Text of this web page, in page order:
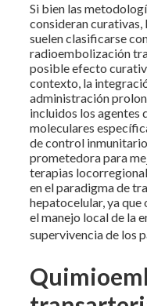
Si bien las
consideran
suelen clasificarse
radioembolización
posible efecto
contexto, la
administración
incluidos los agentes
moleculares
de control
prometedora para
terapias
en el paradigma de
hepatocelular, ya
el manejo local de la
supervivencia de los